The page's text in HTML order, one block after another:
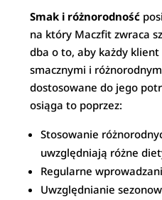
Smak i różnorodność
na który Maczfit zwraca
dba o to, aby każdy klient
smacznymi i
dostosowane do jego
osiąga to poprzez:
Stosowanie
uwzględniają różne
Regularne
Uwzględnianie